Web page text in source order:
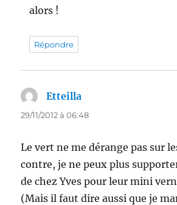
alors !
Répondre
Etteilla
29/11/2012 à 06:48
Le vert ne me dérange pas sur
contre, je ne peux plus
de chez Yves pour leur mini
(Mais il faut dire aussi que je